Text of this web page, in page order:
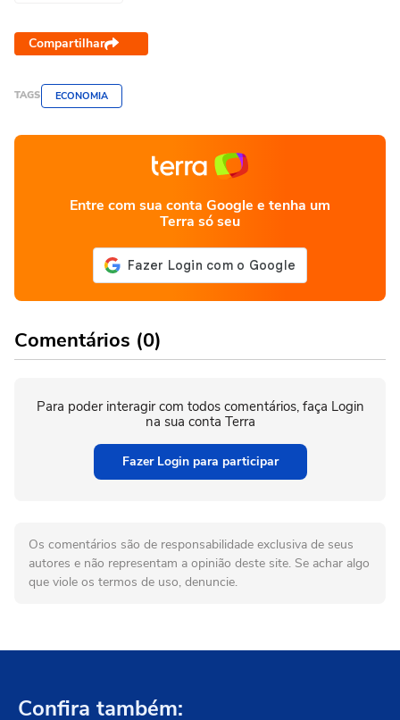
Compartilhar
TAGS ECONOMIA
Entre com sua conta Google e tenha um
Terra só seu
Comentários (0)
Para poder interagir com todos comentários, faça Login
na sua conta Terra
Fazer Login para participar
Os comentários são de responsabilidade exclusiva de seus
autores e não representam a opinião deste site. Se achar algo
que viole os termos de uso, denuncie.
Confira também: